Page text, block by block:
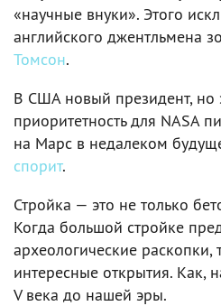
«научные внуки». Этого
английского джентльмена
Томсон.
В США новый президент, но
приоритетность для NASA
на Марс в недалеком
спорит.
Стройка — это не только
Когда большой стройке
археологические раскопки,
интересные открытия. Как,
V века до нашей эры.